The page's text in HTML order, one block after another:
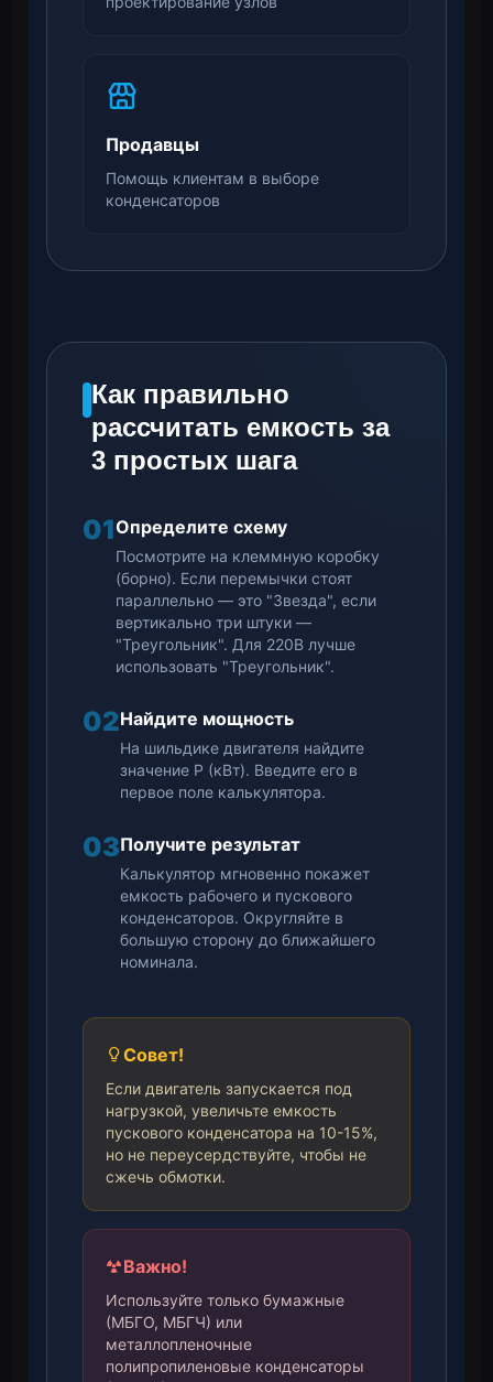
Продавцы
Помощь клиентам в выборе
конденсаторов
Как правильно
рассчитать емкость за
3 простых шага
01Определите схему
Посмотрите на клеммную коробку
(борно). Если перемычки стоят
параллельно — это "Звезда", если
вертикально три штуки —
"Треугольник". Для 220В лучше
использовать "Треугольник".
02Найдите мощность
На шильдике двигателя найдите
значение P (кВт). Введите его в
первое поле калькулятора.
03Получите результат
Калькулятор мгновенно покажет
емкость рабочего и пускового
конденсаторов. Округляйте в
большую сторону до ближайшего
номинала.
Совет!
Если двигатель запускается под
нагрузкой, увеличьте емкость
пускового конденсатора на 10-15%,
но не переусердствуйте, чтобы не
сжечь обмотки.
Важно!
Используйте только бумажные
(МБГО, МБГЧ) или
металлопленочные
полипропиленовые конденсаторы